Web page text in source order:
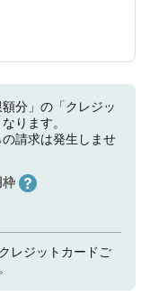
分」の「クレジッ
ります。
請求は発生しませ
枠
レジットカードご